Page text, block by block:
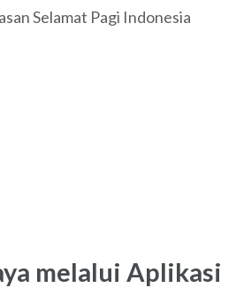
Selamat Pagi Indonesia
melalui Aplikasi